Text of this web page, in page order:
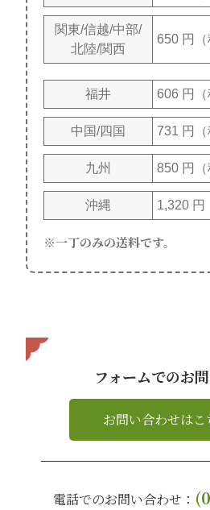
関東/信越/中部/
北陸/関西
650 円（
福井 606 円（
中国/四国 731 円（
九州 850 円（
沖縄 1,320 円
一丁のみの送料です。
フォームでのお
お問い合わせはこ
電話でのお問い合わせ：